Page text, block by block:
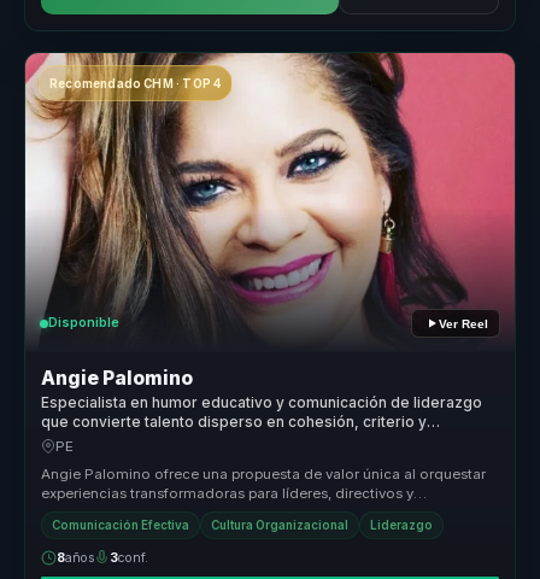
Recomendado CHM · TOP 4
Disponible Ver Reel
Angie Palomino
Especialista en humor educativo y comunicación de liderazgo
que convierte talento disperso en cohesión, criterio y
motivación para equipos.
PE
Angie Palomino ofrece una propuesta de valor única al orquestar
experiencias transformadoras para líderes, directivos y
responsables de e...
Comunicación Efectiva Cultura Organizacional Liderazgo
8años 3conf.